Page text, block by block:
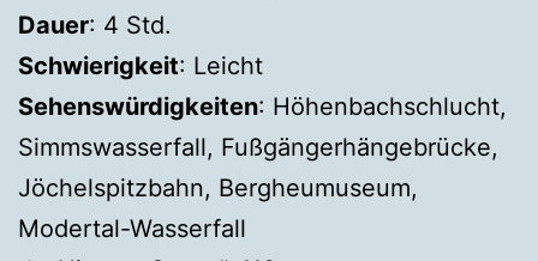
Dauer: 4 Std.
Schwierigkeit: Leicht
Sehenswürdigkeiten: Höhenbachschlucht,
Simmswasserfall, Fußgängerhängebrücke,
Jöchelspitzbahn, Bergheumuseum,
Modertal-Wasserfall